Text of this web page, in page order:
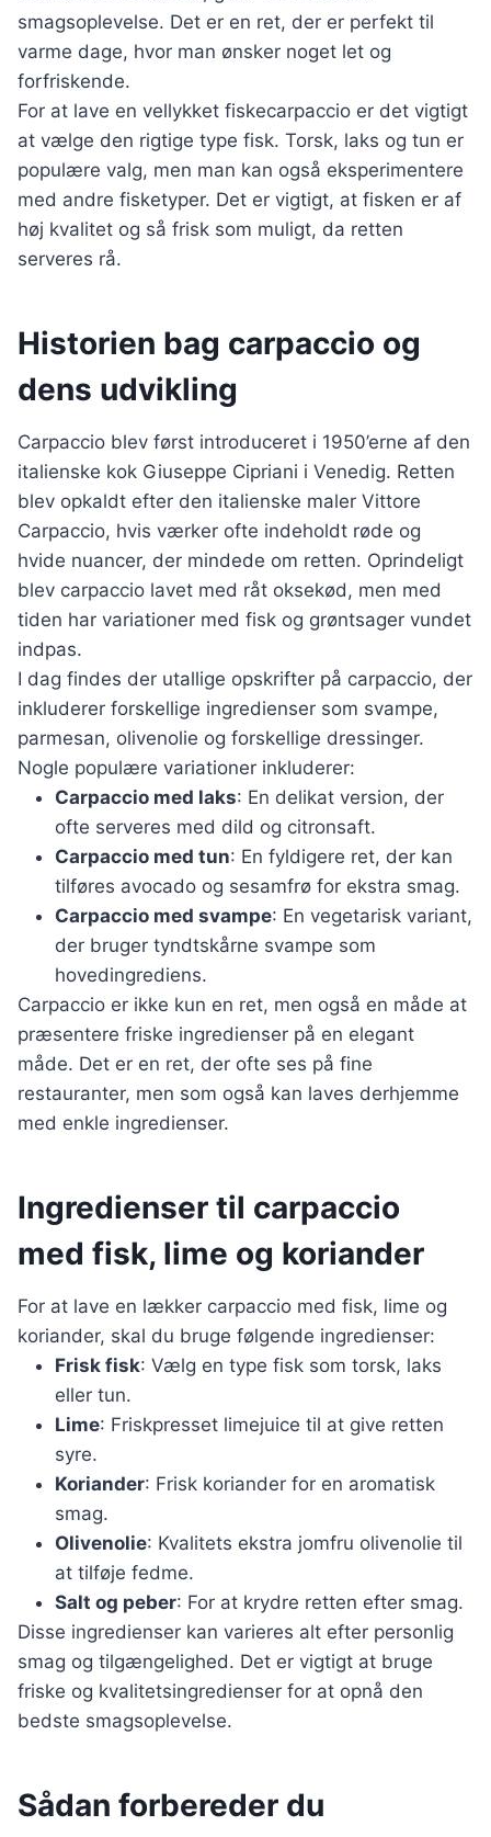
smagsoplevelse. Det er en ret, der er perfekt til
varme dage, hvor man ønsker noget let og
forfriskende.
For at lave en vellykket fiskecarpaccio er det vigtigt
at vælge den rigtige type fisk. Torsk, laks og tun er
populære valg, men man kan også eksperimentere
med andre fisketyper. Det er vigtigt, at fisken er af
høj kvalitet og så frisk som muligt, da retten
serveres rå.
Historien bag carpaccio og
dens udvikling
Carpaccio blev først introduceret i 1950’erne af den
italienske kok Giuseppe Cipriani i Venedig. Retten
blev opkaldt efter den italienske maler Vittore
Carpaccio, hvis værker ofte indeholdt røde og
hvide nuancer, der mindede om retten. Oprindeligt
blev carpaccio lavet med råt oksekød, men med
tiden har variationer med fisk og grøntsager vundet
indpas.
I dag findes der utallige opskrifter på carpaccio, der
inkluderer forskellige ingredienser som svampe,
parmesan, olivenolie og forskellige dressinger.
Nogle populære variationer inkluderer:
Carpaccio med laks: En delikat version, der
ofte serveres med dild og citronsaft.
Carpaccio med tun: En fyldigere ret, der kan
tilføres avocado og sesamfrø for ekstra smag.
Carpaccio med svampe: En vegetarisk variant,
der bruger tyndtskårne svampe som
hovedingrediens.
Carpaccio er ikke kun en ret, men også en måde at
præsentere friske ingredienser på en elegant
måde. Det er en ret, der ofte ses på fine
restauranter, men som også kan laves derhjemme
med enkle ingredienser.
Ingredienser til carpaccio
med fisk, lime og koriander
For at lave en lækker carpaccio med fisk, lime og
koriander, skal du bruge følgende ingredienser:
Frisk fisk: Vælg en type fisk som torsk, laks
eller tun.
Lime: Friskpresset limejuice til at give retten
syre.
Koriander: Frisk koriander for en aromatisk
smag.
Olivenolie: Kvalitets ekstra jomfru olivenolie til
at tilføje fedme.
Salt og peber: For at krydre retten efter smag.
Disse ingredienser kan varieres alt efter personlig
smag og tilgængelighed. Det er vigtigt at bruge
friske og kvalitetsingredienser for at opnå den
bedste smagsoplevelse.
Sådan forbereder du